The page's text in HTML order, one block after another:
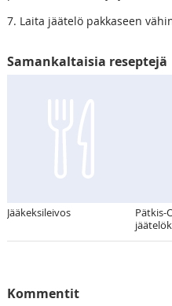
7. Laita jäätelö pakkaseen
Samankaltaisia reseptejä
Jääkeksileivos
Pätkis-
Kommentit